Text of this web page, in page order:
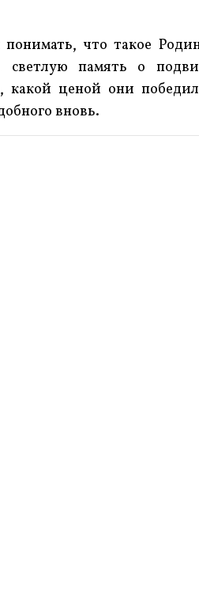
что такое
память о
какой ценой они
вновь.